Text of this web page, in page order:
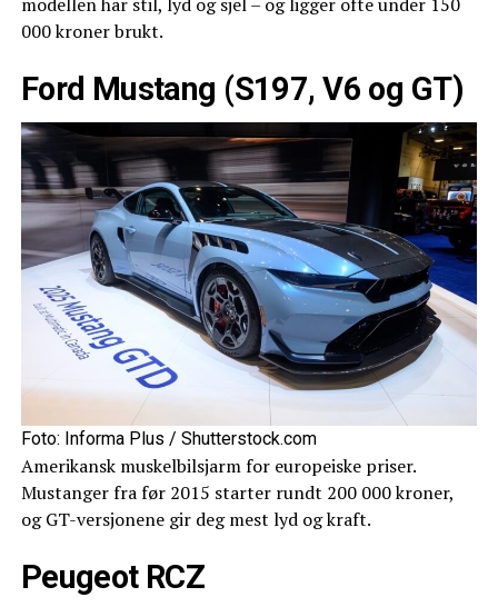
000 kroner brukt.
Ford Mustang (S197, V6 og GT)
Foto: Informa Plus / Shutterstock.com
Amerikansk muskelbilsjarm for europeiske priser.
Mustanger fra før 2015 starter rundt 200 000 kroner,
og GT-versjonene gir deg mest lyd og kraft.
Peugeot RCZ